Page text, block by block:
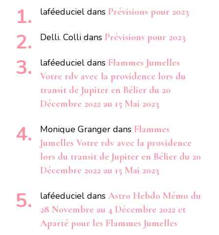
laféeduciel dans Prévisions pour 2023
Delli. Colli dans Prévisions pour 2023
laféeduciel dans Flammes Jumelles
Votre rdv avec la providence lors du
transit de Jupiter en Bélier du 20
Décembre 2022 au 15 Mai 2023
Monique Granger dans Flammes
Jumelles Votre rdv avec la providence
lors du transit de Jupiter en Bélier du 20
Décembre 2022 au 15 Mai 2023
laféeduciel dans Astro Hebdo Mémo du
28 Novembre au 4 Décembre 2022 et
Aparté pour les Flammes Jumelles